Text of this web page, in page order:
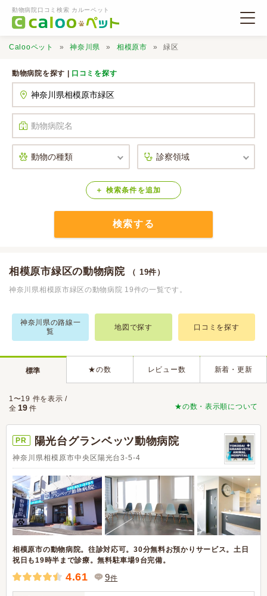
動物病院口コミ検索 カルーペット
口コミ検索
Calooペットとは？
Calooペット 神奈川県 相模原市 緑区
動物病院を探す | 口コミを探す
検索条件 を追加
検索する
相模原市緑区の動物病院 （ 19件）
神奈川県相模原市緑区の動物病院 19件の一覧です。
神奈川県の路線一
覧
地図で探す 口コミを探す
標準 ★の数 レビュー数 新着・更新
★の数・表示順について
1〜19 件を表示 /
全 19 件
PR 陽光台グランベッツ動物病院
神奈川県相模原市中央区陽光台3-5-4
相模原市の動物病院。往診対応可。30分無料お預かりサービス。土日
祝日も19時半まで診療。無料駐車場9台完備。
4.61 9件